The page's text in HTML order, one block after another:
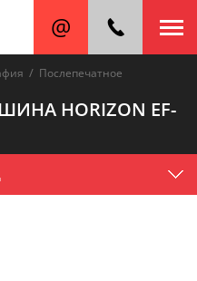
/ Послепечатное
HORIZON EF-